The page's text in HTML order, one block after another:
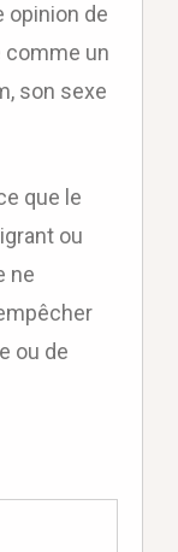
opinion de
comme un
son sexe
le
ou
ne
ou de